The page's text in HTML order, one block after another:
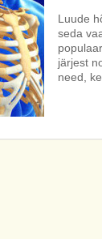
Luude
seda
järjest
need,